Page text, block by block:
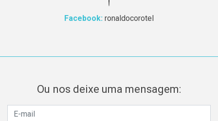
Facebook: ronaldocorotel
Ou nos deixe uma mensagem: